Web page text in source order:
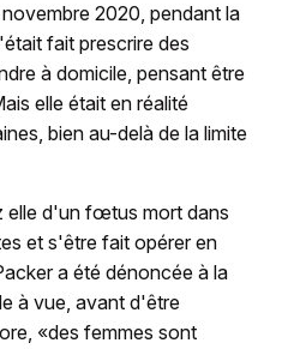
2020, pendant la
fait prescrire des
à domicile, pensant être
elle était en réalité
bien au-delà de la limite
elle d'un fœtus mort dans
et s'être fait opérer en
a été dénoncée à la
à vue, avant d'être
«des femmes sont